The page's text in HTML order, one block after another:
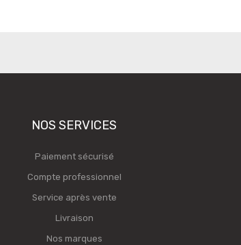
NOS SERVICES
Paiement sécurisé
Compte professionnel
Service après vente
Livraison
Nos marques